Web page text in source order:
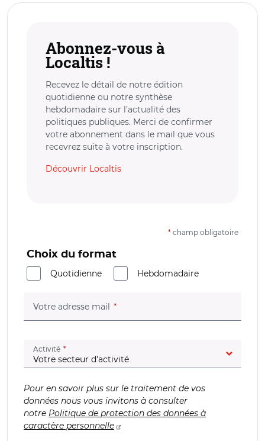
Abonnez-vous à
Localtis !
Recevez le détail de notre édition
quotidienne ou notre synthèse
hebdomadaire sur l’actualité des
politiques publiques. Merci de confirmer
votre abonnement dans le mail que vous
recevrez suite à votre inscription.
Découvrir Localtis
* champ obligatoire
Choix du format
Quotidienne
Hebdomadaire
Votre adresse mail (champ obligatoire)
Activité (champ obligatoire)
Pour en savoir plus sur le traitement de vos
données nous vous invitons à consulter
notre Politique de protection des données à
caractère personnelle